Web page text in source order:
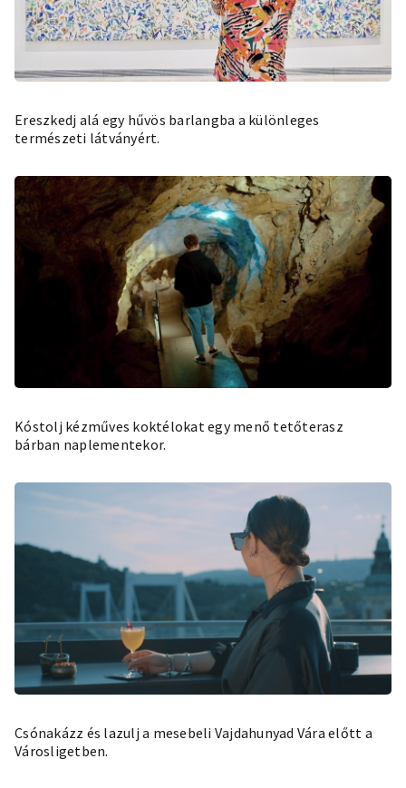
Ereszkedj alá egy hűvös barlangba a különleges
természeti látványért.
Kóstolj kézműves koktélokat egy menő tetőterasz
bárban naplementekor.
Csónakázz és lazulj a mesebeli Vajdahunyad Vára előtt a
Városligetben.